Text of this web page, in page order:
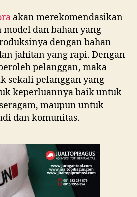
akan merekomendasikan
model dan bahan yang
dengan bahan
jahitan yang rapi. Dengan
pelanggan, maka
sekali pelanggan yang
keperluannya baik untuk
maupun untuk
dan komunitas.